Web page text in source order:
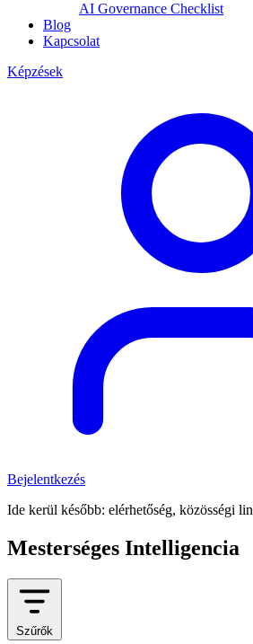
AI Governance Checklist
Blog
Kapcsolat
Képzések
Bejelentkezés
Ide kerül később: elérhetőség, közösségi
Mesterséges Intelligencia
Szűrők